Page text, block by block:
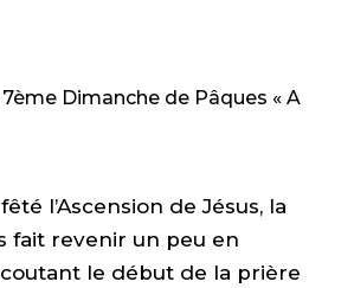
7ème Dimanche de Pâques « A
l’Ascension de Jésus, la
fait revenir un peu en
le début de la prière